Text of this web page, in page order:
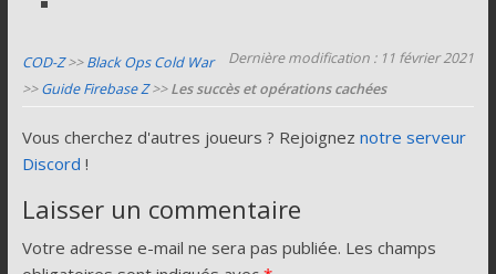
Dernière modification : 11 février 2021
COD-Z>>Black Ops Cold War
>>Guide Firebase Z>>Les succès et opérations cachées
Vous cherchez d'autres joueurs ? Rejoignez notre serveur
Discord !
Laisser un commentaire
Votre adresse e-mail ne sera pas publiée. Les champs